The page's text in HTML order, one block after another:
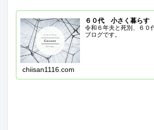
６０代 小さく暮らす
令和６年夫と死別、６０
ブログです。
chiisan1116.com